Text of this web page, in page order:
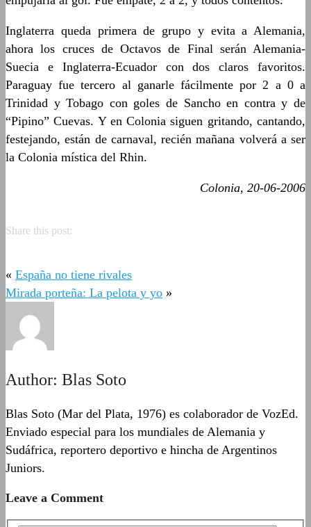
Inglaterra queda primera de grupo y evita a Alemania,
ahora los cruces de Octavos de Final serán Alemania-
Suecia e Inglaterra-Ecuador con dos claros favoritos.
Paraguay fue tercero al ganarle fácilmente por 2 a 0 a
Trinidad y Tobago con goles de Sancho en contra y de
“Pipino” Cuevas. Y en Colonia siguen gritando, cantando,
festejando, están de carnaval, recién mañana volverá a ser
la Colonia mística del Rhin.
Colonia, 20-06-2006
Share this post:
« España no tiene rivales
Mirada porteña: La pelota y yo »
Author: Blas Soto
Blas Soto (Mar del Plata, 1976) es colaborador de VozEd.
Enviado especial para los mundiales de Alemania y
Sudáfrica, reportero deportivo e hincha de Argentinos
Juniors.
Leave a Comment